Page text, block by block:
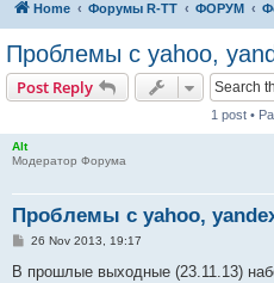
Home Форумы R-TT ФОРУМ
Проблемы с yahoo,
Post Reply
1 post •
Alt
Модератор Форума
Проблемы с yahoo,
P
s
26 Nov 2013, 19:17
В прошлые выходные (23.11.13)